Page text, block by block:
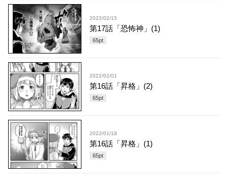
2022/02/15
第17話「恐怖神」(1)
65pt
2022/02/01
第16話「昇格」(2)
65pt
2022/01/18
第16話「昇格」(1)
65pt